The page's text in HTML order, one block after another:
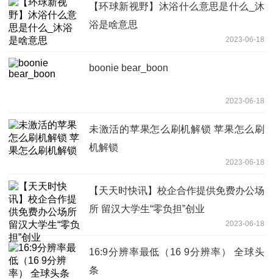
【环球新视野】沐浴什么意思是什么_沐
浴是啥意思
2023-06-18
boonie bear_boon
2023-06-18
未激活的苹果怎么刷机解锁 苹果怎么刷
机解锁
2023-06-18
【天天时快讯】校企合作提供免费办公场
所 留汉大学生“零负担”创业
2023-06-18
16:9分辨率最低（16 9分辨率） 全球头
条